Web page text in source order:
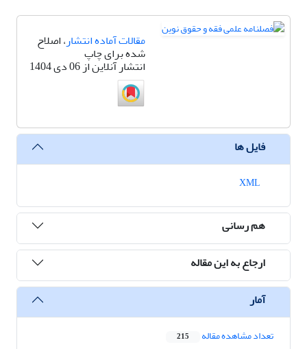
مقالات آماده انتشار، اصلاح
شده برای چاپ
انتشار آنلاین از 06 دی 1404
فایل ها
هم رسانی
ارجاع به این مقاله
آمار
تعداد مشاهده مقاله 215